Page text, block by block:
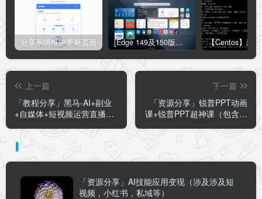
分享系统维护更新页面 [Edge 149及150版本适用]怎么禁用Edge浏览器的圆角设计？Edge浏览器关闭圆角设计教程
上一篇
「教程分享」黑马-AI+副业
+自媒体+短视频运营直播公
下一篇
「资源分享」锐普PPT动画
课+锐普PPT超神课（包含课
「资源分享」AI技能应用变现（涉及涉及短
视频，小红书，私域等）